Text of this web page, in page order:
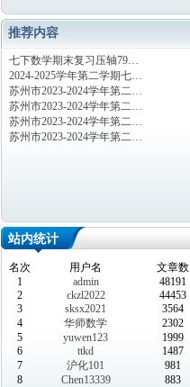
推荐内容
七下数学期末复习压轴79…
2024-2025学年第二学期七…
苏州市2023-2024学年第二…
苏州市2023-2024学年第二…
苏州市2023-2024学年第二…
苏州市2023-2024学年第二…
站内统计
名次 用户名
文章数
1
admin
48191
2
ckzl2022
44453
3
sksx2021
3564
4
华师数学
2302
5
yuwen123
1999
6
ttkd
1487
7
沪化101
981
8
Chen13339
883